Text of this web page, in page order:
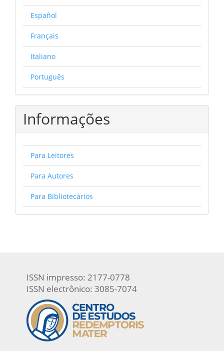
Español
Français
Italiano
Português
Informações
Para Leitores
Para Autores
Para Bibliotecários
ISSN impresso: 2177-0778
ISSN electrônico: 3085-7074